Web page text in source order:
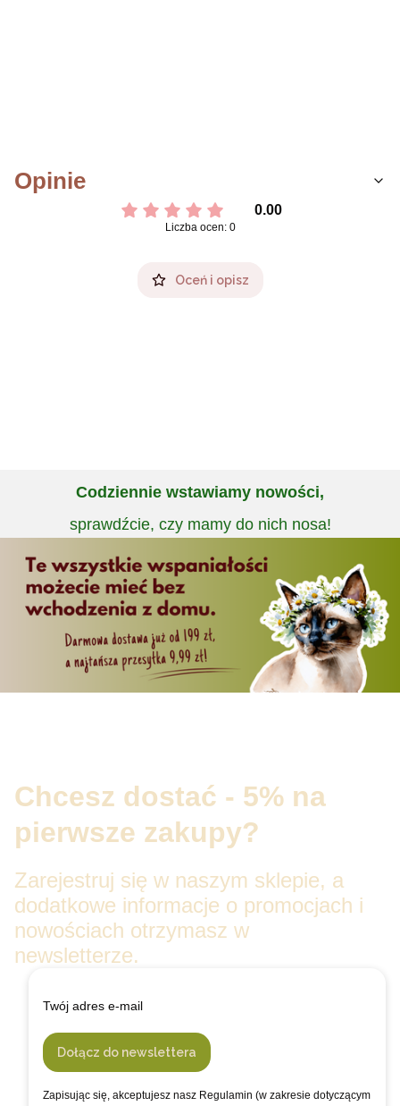
Opinie
0.00
Liczba ocen: 0
Oceń i opisz
Codziennie wstawiamy nowości,
sprawdźcie, czy mamy do nich nosa!
Chcesz dostać - 5% na
pierwsze zakupy?
Zarejestruj się w naszym sklepie, a
dodatkowe informacje o promocjach i
nowościach otrzymasz w
newsletterze.
Twój adres e-mail
Dołącz do newslettera
Zapisując się, akceptujesz nasz Regulamin (w zakresie dotyczącym